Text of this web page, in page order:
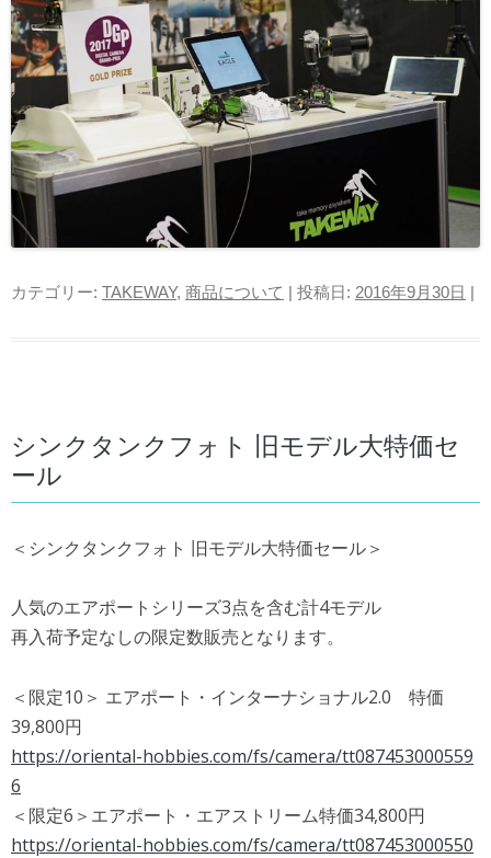
カテゴリー: TAKEWAY, 商品について | 投稿日: 2016年9月30日 |
シンクタンクフォト 旧モデル大特価セ
ール
＜シンクタンクフォト 旧モデル大特価セール＞
人気のエアポートシリーズ3点を含む計4モデル
再入荷予定なしの限定数販売となります。
＜限定10＞ エアポート・インターナショナル2.0 特価
39,800円
https://oriental-hobbies.com/fs/camera/tt087453000559
6
＜限定6＞エアポート・エアストリーム特価34,800円
https://oriental-hobbies.com/fs/camera/tt087453000550